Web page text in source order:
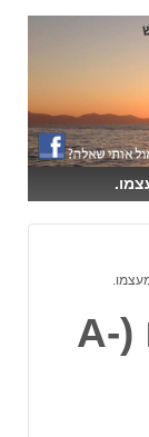
פרפור פרוזדורים (A-